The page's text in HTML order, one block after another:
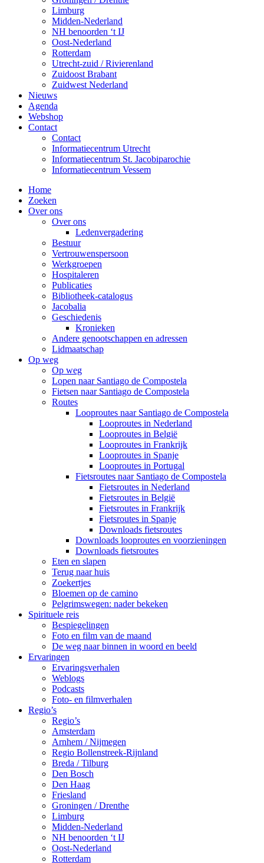
Limburg
Midden-Nederland
NH benoorden ‘t IJ
Oost-Nederland
Rotterdam
Utrecht-zuid / Rivierenland
Zuidoost Brabant
Zuidwest Nederland
Nieuws
Agenda
Webshop
Contact
Contact
Informatiecentrum Utrecht
Informatiecentrum St. Jacobiparochie
Informatiecentrum Vessem
Home
Zoeken
Over ons
Over ons
Ledenvergadering
Bestuur
Vertrouwenspersoon
Werkgroepen
Hospitaleren
Publicaties
Bibliotheek-catalogus
Jacobalia
Geschiedenis
Kronieken
Andere genootschappen en adressen
Lidmaatschap
Op weg
Op weg
Lopen naar Santiago de Compostela
Fietsen naar Santiago de Compostela
Routes
Looproutes naar Santiago de Compostela
Looproutes in Nederland
Looproutes in België
Looproutes in Frankrijk
Looproutes in Spanje
Looproutes in Portugal
Fietsroutes naar Santiago de Compostela
Fietsroutes in Nederland
Fietsroutes in België
Fietsroutes in Frankrijk
Fietsroutes in Spanje
Downloads fietsroutes
Downloads looproutes en voorzieningen
Downloads fietsroutes
Eten en slapen
Terug naar huis
Zoekertjes
Bloemen op de camino
Pelgrimswegen: nader bekeken
Spirituele reis
Bespiegelingen
Foto en film van de maand
De weg naar binnen in woord en beeld
Ervaringen
Ervaringsverhalen
Weblogs
Podcasts
Foto- en filmverhalen
Regio’s
Regio’s
Amsterdam
Arnhem / Nijmegen
Regio Bollenstreek-Rijnland
Breda / Tilburg
Den Bosch
Den Haag
Friesland
Groningen / Drenthe
Limburg
Midden-Nederland
NH benoorden ‘t IJ
Oost-Nederland
Rotterdam